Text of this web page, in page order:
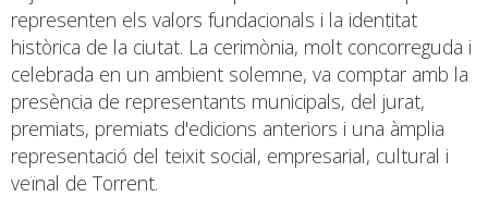
representen els valors fundacionals i la identitat
històrica de la ciutat. La cerimònia, molt concorreguda i
celebrada en un ambient solemne, va comptar amb la
presència de representants municipals, del jurat,
premiats, premiats d'edicions anteriors i una àmplia
representació del teixit social, empresarial, cultural i
veïnal de Torrent.